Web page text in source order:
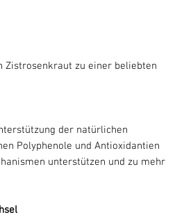
Zistrosenkraut zu einer beliebten
der natürlichen
Polyphenole und Antioxidantien
unterstützen und zu mehr